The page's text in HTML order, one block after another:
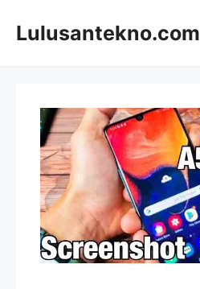
Lulusantekno.com